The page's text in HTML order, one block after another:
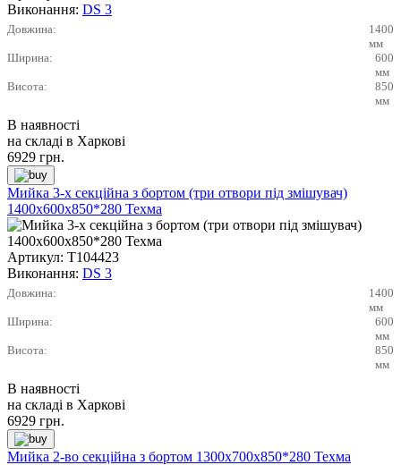
Виконання: DS 3
Довжина:
1400
мм
Ширина:
600
мм
Висота:
850
мм
В наявності
на складі в Харкові
6929 грн.
Мийка 3-х секційна з бортом (три отвори під змішувач)
1400х600х850*280 Техма
Артикул: Т104423
Виконання: DS 3
Довжина:
1400
мм
Ширина:
600
мм
Висота:
850
мм
В наявності
на складі в Харкові
6929 грн.
Мийка 2-во секційна з бортом 1300х700х850*280 Техма